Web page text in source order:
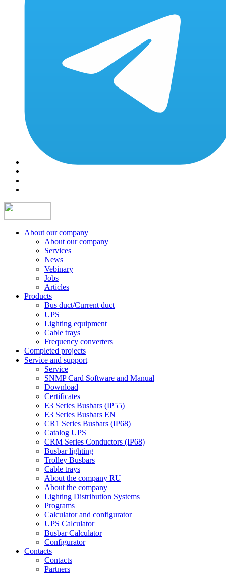
About our company
About our company
Services
News
Vebinary
Jobs
Articles
Products
Bus duct/Current duct
UPS
Lighting equipment
Cable trays
Frequency converters
Completed projects
Service and support
Service
SNMP Card Software and Manual
Download
Certificates
E3 Series Busbars (IP55)
E3 Series Busbars EN
CR1 Series Busbars (IP68)
Catalog UPS
CRM Series Conductors (IP68)
Busbar lighting
Trolley Busbars
Cable trays
About the company RU
About the company
Lighting Distribution Systems
Programs
Calculator and configurator
UPS Calculator
Busbar Calculator
Configurator
Contacts
Contacts
Partners